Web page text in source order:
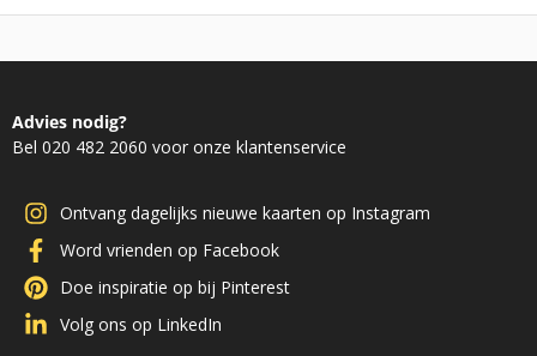
Advies nodig?
Bel 020 482 2060 voor onze klantenservice
Ontvang dagelijks nieuwe kaarten op Instagram
Word vrienden op Facebook
Doe inspiratie op bij Pinterest
Volg ons op LinkedIn